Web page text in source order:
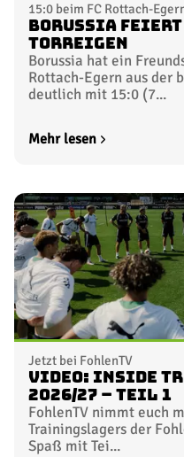
15:0 beim FC Rottach-
Borussia feiert
Torreigen
Borussia hat ein
Rottach-Egern aus der
deutlich mit 15:0 (7...
Mehr lesen
Jetzt bei FohlenTV
Video: Inside
2026/27 – Teil 1
FohlenTV nimmt euch
Trainingslagers der
Spaß mit Tei...